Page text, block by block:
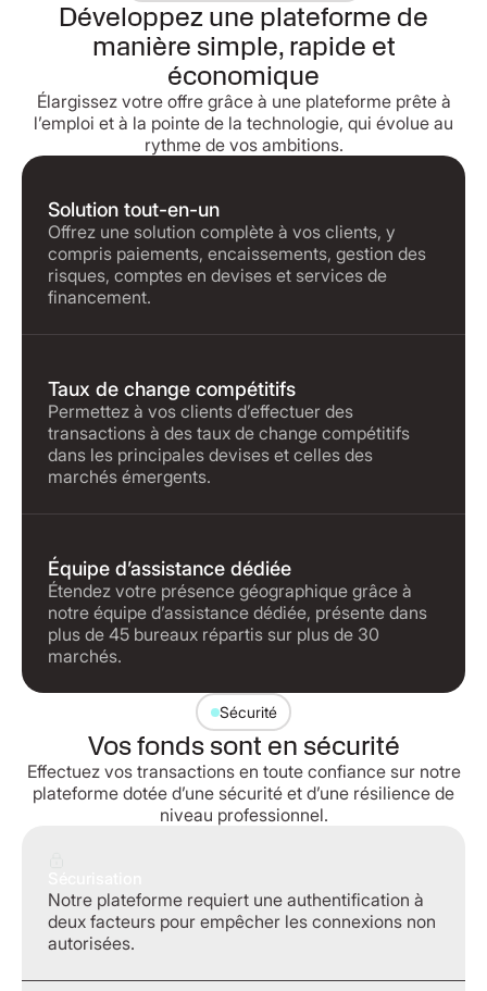
Développez une plateforme de
manière simple, rapide et
économique
Élargissez votre offre grâce à une plateforme prête à
l’emploi et à la pointe de la technologie, qui évolue au
rythme de vos ambitions.
Solution tout-en-un
Offrez une solution complète à vos clients, y
compris paiements, encaissements, gestion des
risques, comptes en devises et services de
financement.
Taux de change compétitifs
Permettez à vos clients d’effectuer des
transactions à des taux de change compétitifs
dans les principales devises et celles des
marchés émergents.
Équipe d’assistance dédiée
Étendez votre présence géographique grâce à
notre équipe d’assistance dédiée, présente dans
plus de 45 bureaux répartis sur plus de 30
marchés.
Sécurité
Vos fonds sont en sécurité
Effectuez vos transactions en toute confiance sur notre
plateforme dotée d’une sécurité et d’une résilience de
niveau professionnel.
Notre plateforme requiert une authentification à
deux facteurs pour empêcher les connexions non
autorisées.